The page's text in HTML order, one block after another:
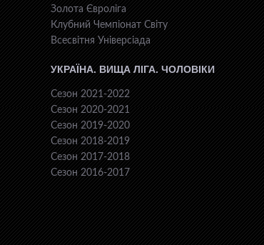
Золота Євроліга
Клубний Чемпіонат Світу
Всесвiтня Унiверсiaда
УКРАЇНА. ВИЩА ЛІГА. ЧОЛОВІКИ
Сезон 2021-2022
Сезон 2020-2021
Сезон 2019-2020
Сезон 2018-2019
Сезон 2017-2018
Сезон 2016-2017